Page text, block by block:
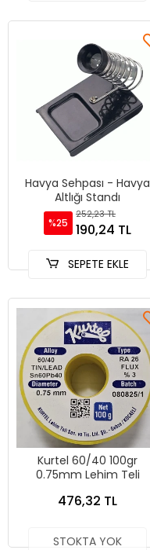
Havya Sehpası - Havya
Altlığı Standı
%25
252,23 TL
190,24 TL
SEPETE EKLE
Kurtel 60/40 100gr
0.75mm Lehim Teli
476,32 TL
STOKTA YOK